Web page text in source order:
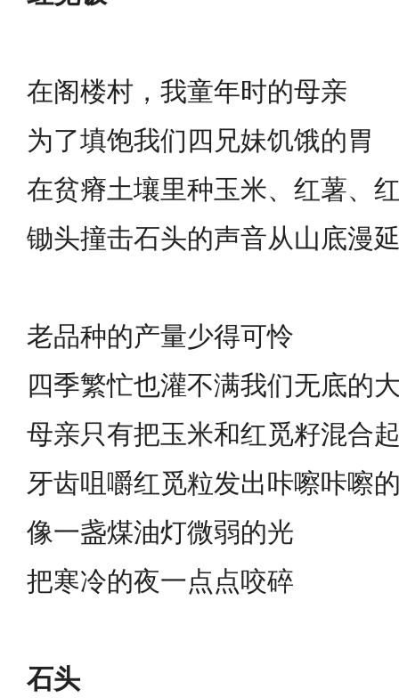
在阁楼村，我童年时的母亲
为了填饱我们四兄妹饥饿的胃
在贫瘠土壤里种玉米、红薯、
锄头撞击石头的声音从山底漫
老品种的产量少得可怜
四季繁忙也灌不满我们无底的
母亲只有把玉米和红觅籽混合
牙齿咀嚼红觅粒发出咔嚓咔嚓
像一盏煤油灯微弱的光
把寒冷的夜一点点咬碎
石头